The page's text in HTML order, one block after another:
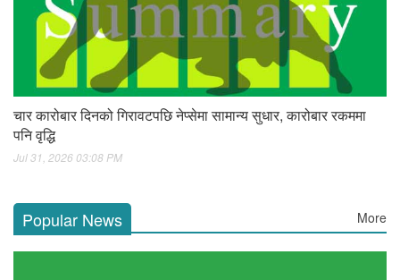
चार कारोबार दिनको गिरावटपछि नेप्सेमा सामान्य सुधार, कारोबार रकममा
पनि वृद्धि
Jul 31, 2026 03:08 PM
Popular News More